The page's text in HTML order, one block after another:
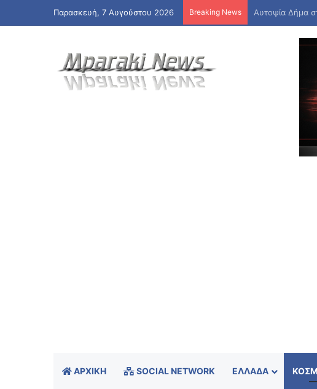
Παρασκευή, 7 Αυγούστου 2026 Breaking News
ΑΡΧΙΚΉ SOCIAL NETWORK ΕΛΛΆΔΑ